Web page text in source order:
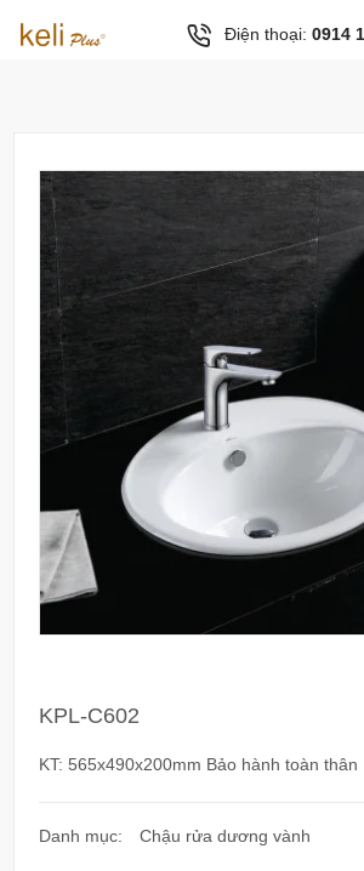
Điện thoại: 0914
KPL-C602
KT: 565x490x200mm Bảo hành toàn thân
Danh mục: Chậu rửa dương vành